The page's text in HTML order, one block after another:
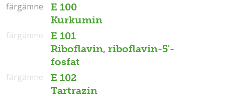
E 100
Kurkumin
färgämne
färgämne
E 101
Riboflavin, riboflavin-5'-
fosfat
färgämne
E 102
Tartrazin
färgämne